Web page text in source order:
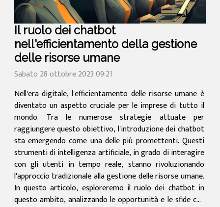
Il ruolo dei chatbot
nell'efficientamento della gestione
delle risorse umane
Sabato 28 ottobre 2023 09:21
Nell'era digitale, l'efficientamento delle risorse umane è
diventato un aspetto cruciale per le imprese di tutto il
mondo. Tra le numerose strategie attuate per
raggiungere questo obiettivo, l'introduzione dei chatbot
sta emergendo come una delle più promettenti. Questi
strumenti di intelligenza artificiale, in grado di interagire
con gli utenti in tempo reale, stanno rivoluzionando
l'approccio tradizionale alla gestione delle risorse umane.
In questo articolo, esploreremo il ruolo dei chatbot in
questo ambito, analizzando le opportunità e le sfide che